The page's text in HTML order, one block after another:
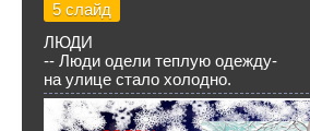
5 слайд
ЛЮДИ
-- Люди одели теплую одежду-
на улице стало холодно.